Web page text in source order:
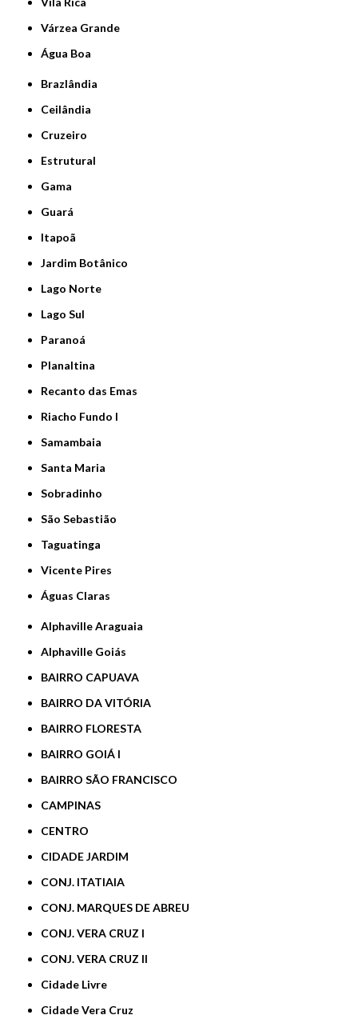
Várzea Grande
Água Boa
Brazlândia
Ceilândia
Cruzeiro
Estrutural
Gama
Guará
Itapoã
Jardim Botânico
Lago Norte
Lago Sul
Paranoá
Planaltina
Recanto das Emas
Riacho Fundo I
Samambaia
Santa Maria
Sobradinho
São Sebastião
Taguatinga
Vicente Pires
Águas Claras
Alphaville Araguaia
Alphaville Goiás
BAIRRO CAPUAVA
BAIRRO DA VITÓRIA
BAIRRO FLORESTA
BAIRRO GOIÁ I
BAIRRO SÃO FRANCISCO
CAMPINAS
CENTRO
CIDADE JARDIM
CONJ. ITATIAIA
CONJ. MARQUES DE ABREU
CONJ. VERA CRUZ I
CONJ. VERA CRUZ II
Cidade Livre
Cidade Vera Cruz